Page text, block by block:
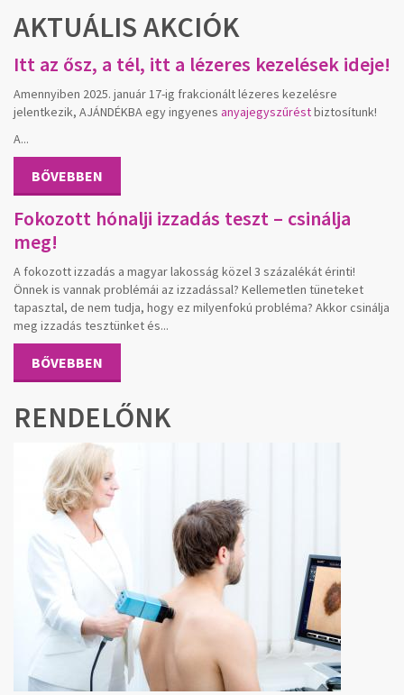
AKTUÁLIS AKCIÓK
Itt az ősz, a tél, itt a lézeres kezelések ideje!
Amennyiben 2025. január 17-ig frakcionált lézeres kezelésre
jelentkezik, AJÁNDÉKBA egy ingyenes anyajegyszűréstbiztosítunk!
A...
BŐVEBBEN
Fokozott hónalji izzadás teszt – csinálja
meg!
A fokozott izzadás a magyar lakosság közel 3 százalékát érinti!
Önnek is vannak problémái az izzadással? Kellemetlen tüneteket
tapasztal, de nem tudja, hogy ez milyenfokú probléma? Akkor csinálja
meg izzadás tesztünket és...
BŐVEBBEN
RENDELŐNK